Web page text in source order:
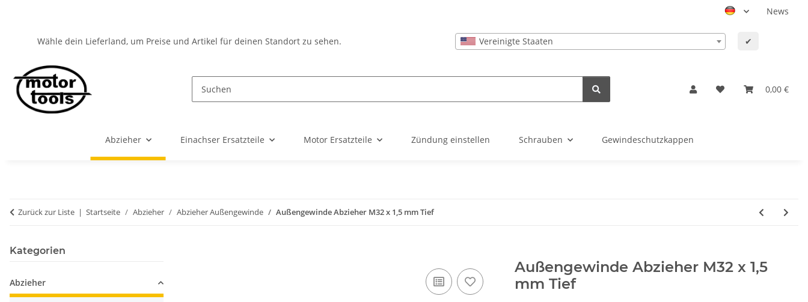
News
Wähle dein Lieferland, um Preise und Artikel für deinen Standort zu sehen. Vereinigte Staaten ✔
0,00 €
Abzieher Einachser Ersatzteile Motor Ersatzteile Zündung einstellen Schrauben Gewindeschutzkappen
Zurück zur Liste Startseite Abzieher Abzieher Außengewinde Außengewinde Abzieher M32 x 1,5 mm Tief
Außengewinde Abzieher M32 x 1,5
mm Tief
Kategorien
Abzieher